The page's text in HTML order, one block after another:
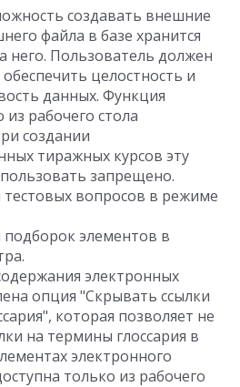
создавать внешние
файла в базе хранится
него. Пользователь должен
целостность и
данных. Функция
рабочего стола
создании
тиражных курсов эту
запрещено.
вопросов в режиме
элементов в
электронных
опция "Скрывать ссылки
которая позволяет не
на термины глоссария в
электронного
только из рабочего